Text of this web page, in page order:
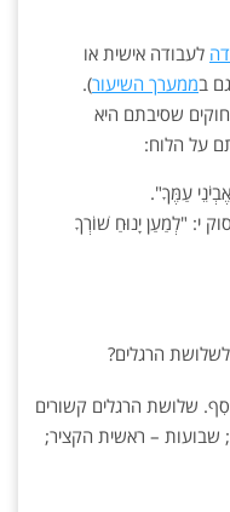
לעבודה אישית או
בממערך השיעור).
שסיבתם היא
על הלוח:
עַמֶּךָ".
י: "לְמַעַן יָנוּחַ שׁוֹרְךָ
הרגלים?
שלושת הרגלים קשורים
שבועות – ראשית הקציר;